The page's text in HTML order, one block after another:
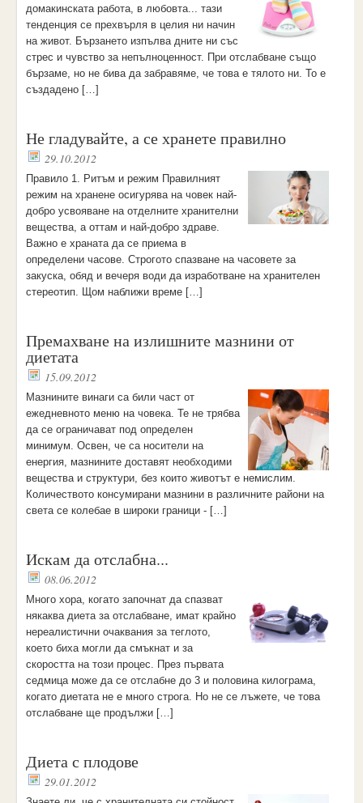
домакинската работа, в любовта... тази
тенденция се прехвърля в целия ни начин
на живот. Бързането изпълва дните ни със
стрес и чувство за непълноценност. При отслабване също
бързаме, но не бива да забравяме, че това е тялото ни. То е
създадено […]
Не гладувайте, а се хранете правилно
29.10.2012
Правило 1. Ритъм и режим Правилният
режим на хранене осигурява на човек най-
добро усвояване на отделните хранителни
вещества, а оттам и най-добро здраве.
Важно е храната да се приема в
определени часове. Строгото спазване на часовете за
закуска, обяд и вечеря води да изработване на хранителен
стереотип. Щом наближи време […]
Премахване на излишните мазнини от
диетата
15.09.2012
Мазнините винаги са били част от
ежедневното меню на човека. Те не трябва
да се ограничават под определен
минимум. Освен, че са носители на
енергия, мазнините доставят необходими
вещества и структури, без които животът е немислим.
Количеството консумирани мазнини в различните райони на
света се колебае в широки граници - […]
Искам да отслабна...
08.06.2012
Много хора, когато започнат да спазват
някаква диета за отслабване, имат крайно
нереалистични очаквания за теглото,
което биха могли да смъкнат и за
скоростта на този процес. През първата
седмица може да се отслабне до 3 и половина килограма,
когато диетата не е много строга. Но не се лъжете, че това
отслабване ще продължи […]
Диета с плодове
29.01.2012